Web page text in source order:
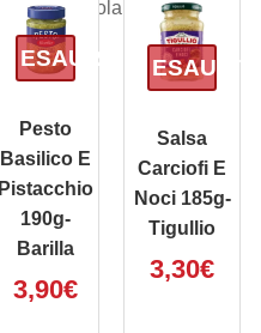
ESAURITO
Pesto
Basilico E
Pistacchio
190g-
Barilla
3,90€
ESAURITO
Salsa
Carciofi E
Noci 185g-
Tigullio
3,30€